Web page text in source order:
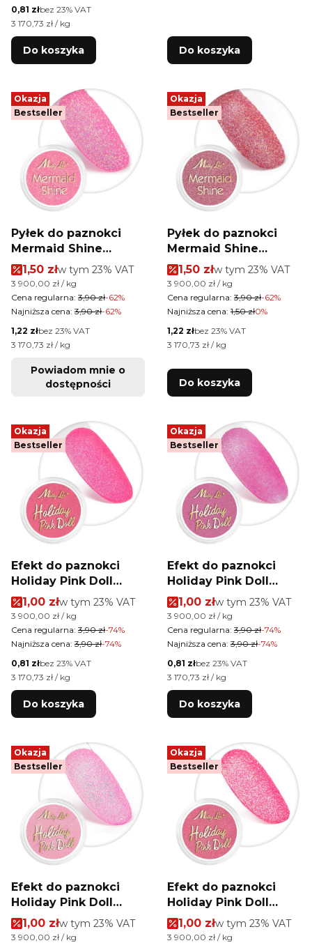
Cena netto
0,81 złbez 23% VAT
Cena jednostkowa netto
3 170,73 zł / kg
Do koszyka Do koszyka
Okazja
Bestseller
Pyłek do paznokci
Mermaid Shine
MollyLac 1 g Nr 8
Cena promocyjna brutto
1,50 złw tym %s VAT
w tym 23% VAT
Cena jednostkowa brutto
3 900,00 zł / kg
Cena regularna: 3,90 zł-62%
Najniższa cena: 3,90 zł-62%
Cena netto
1,22 złbez 23% VAT
Cena jednostkowa netto
3 170,73 zł / kg
Powiadom mnie o
dostępności
Okazja
Bestseller
Pyłek do paznokci
Mermaid Shine
MollyLac 1 g Nr 5
Cena promocyjna
1,50 złw tym %s VAT
w tym 23% VAT
Cena jednostkowa brutto
3 900,00 zł / kg
Cena regularna: 3,90 zł-62%
Najniższa cena: 1,50 zł0%
Cena netto
1,22 złbez 23% VAT
Cena jednostkowa netto
3 170,73 zł / kg
Do koszyka
Okazja
Bestseller
Efekt do paznokci
Holiday Pink Doll
MollyLac 1g Nr 6
Cena promocyjna brutto
1,00 złw tym %s VAT
w tym 23% VAT
Cena jednostkowa brutto
3 900,00 zł / kg
Cena regularna: 3,90 zł-74%
Najniższa cena: 3,90 zł-74%
Cena netto
0,81 złbez 23% VAT
Cena jednostkowa netto
3 170,73 zł / kg
Do koszyka
Okazja
Bestseller
Efekt do paznokci
Holiday Pink Doll
MollyLac 1g Nr 4
Cena promocyjna
1,00 złw tym %s VAT
w tym 23% VAT
Cena jednostkowa brutto
3 900,00 zł / kg
Cena regularna: 3,90 zł-74%
Najniższa cena: 3,90 zł-74%
Cena netto
0,81 złbez 23% VAT
Cena jednostkowa netto
3 170,73 zł / kg
Do koszyka
Okazja
Bestseller
Efekt do paznokci
Holiday Pink Doll
MollyLac 1g Nr 2
Cena promocyjna brutto
1,00 złw tym %s VAT
w tym 23% VAT
Cena jednostkowa brutto
3 900,00 zł / kg
Okazja
Bestseller
Efekt do paznokci
Holiday Pink Doll
MollyLac 1g Nr 3
Cena promocyjna
1,00 złw tym %s VAT
w tym 23% VAT
Cena jednostkowa brutto
3 900,00 zł / kg